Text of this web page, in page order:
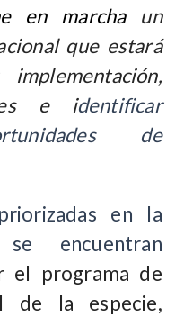
en marcha un
que estará
e identificar
de
en la
encuentran
el programa de
de la especie,